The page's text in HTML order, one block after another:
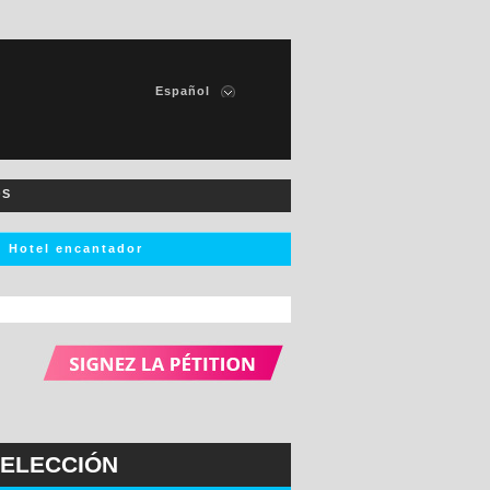
Español
219 resultados
Hotel encantador